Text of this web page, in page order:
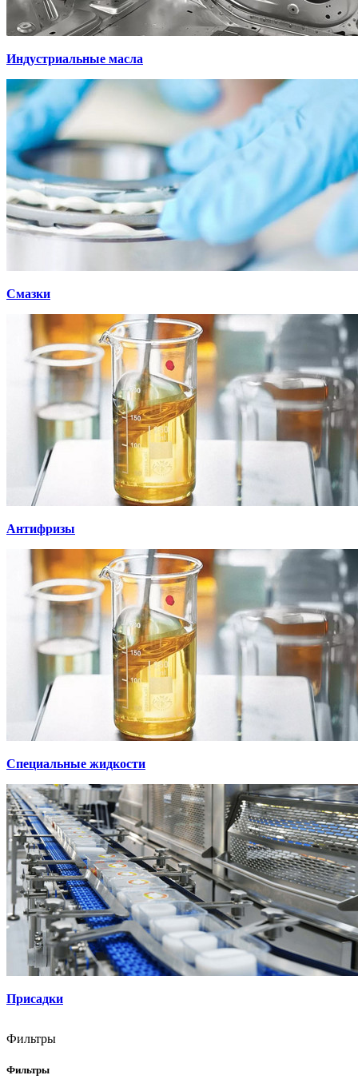
Индустриальные масла
Смазки
Антифризы
Специальные жидкости
Присадки
Фильтры
Фильтры